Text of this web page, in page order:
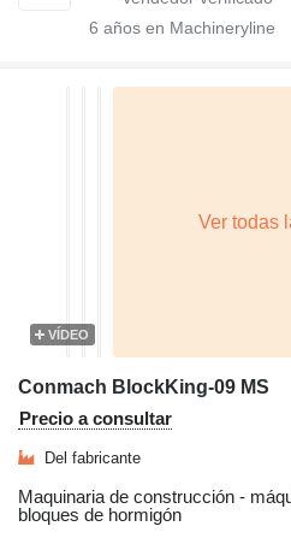
6 años en Machineryline
VÍDEO
Conmach BlockKing-09 MS
Precio a consultar
Del fabricante
Maquinaria de construcción -
bloques de hormigón